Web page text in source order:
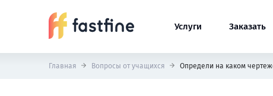
Услуги Заказать
Главная Вопросы от учащихся Определи на каком